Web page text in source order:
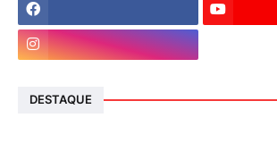
DESTAQUE